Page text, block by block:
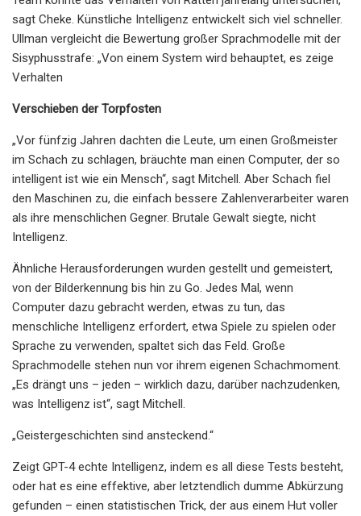
sagt Cheke. Künstliche Intelligenz entwickelt sich viel schneller.
Ullman vergleicht die Bewertung großer Sprachmodelle mit der
Sisyphusstrafe: „Von einem System wird behauptet, es zeige
Verhalten
Verschieben der Torpfosten
„Vor fünfzig Jahren dachten die Leute, um einen Großmeister
im Schach zu schlagen, bräuchte man einen Computer, der so
intelligent ist wie ein Mensch“, sagt Mitchell. Aber Schach fiel
den Maschinen zu, die einfach bessere Zahlenverarbeiter waren
als ihre menschlichen Gegner. Brutale Gewalt siegte, nicht
Intelligenz.
Ähnliche Herausforderungen wurden gestellt und gemeistert,
von der Bilderkennung bis hin zu Go. Jedes Mal, wenn
Computer dazu gebracht werden, etwas zu tun, das
menschliche Intelligenz erfordert, etwa Spiele zu spielen oder
Sprache zu verwenden, spaltet sich das Feld. Große
Sprachmodelle stehen nun vor ihrem eigenen Schachmoment.
„Es drängt uns – jeden – wirklich dazu, darüber nachzudenken,
was Intelligenz ist“, sagt Mitchell.
„Geistergeschichten sind ansteckend.“
Zeigt GPT-4 echte Intelligenz, indem es all diese Tests besteht,
oder hat es eine effektive, aber letztendlich dumme Abkürzung
gefunden – einen statistischen Trick, der aus einem Hut voller